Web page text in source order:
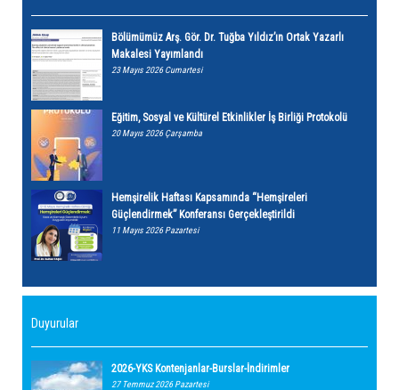
Bölümümüz Arş. Gör. Dr. Tuğba Yıldız’ın Ortak Yazarlı
Makalesi Yayımlandı
23 Mayıs 2026 Cumartesi
Eğitim, Sosyal ve Kültürel Etkinlikler İş Birliği Protokolü
20 Mayıs 2026 Çarşamba
Hemşirelik Haftası Kapsamında “Hemşireleri
Güçlendirmek” Konferansı Gerçekleştirildi
11 Mayıs 2026 Pazartesi
Duyurular
2026-YKS Kontenjanlar-Burslar-İndirimler
27 Temmuz 2026 Pazartesi